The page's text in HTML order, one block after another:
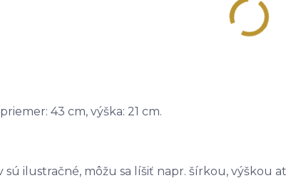
43 cm, výška: 21 cm.
ilustračné, môžu sa líšiť napr. šírkou, výškou